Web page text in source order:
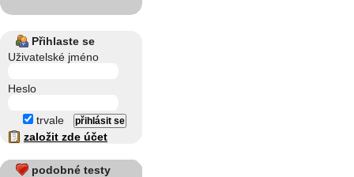
Přihlaste se
Uživatelské jméno
Heslo
trvale
založit zde účet
podobné testy